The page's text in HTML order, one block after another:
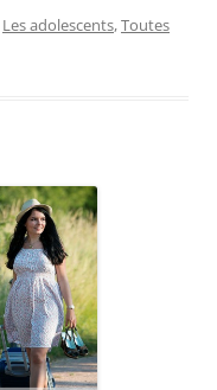
Les adolescents,Toutes